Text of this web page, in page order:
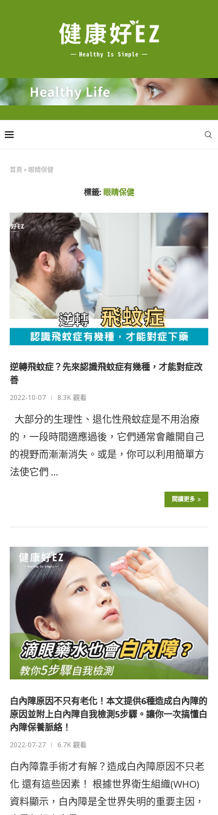
首頁 » 眼睛保健
標籤: 眼睛保健
逆轉飛蚊症？先來認識飛蚊症有幾種，才能對症改
善
2022-10-07 8.3K 觀看
大部分的生理性、退化性飛蚊症是不用治療
的，一段時間適應過後，它們通常會離開自己
的視野而漸漸消失。或是，你可以利用簡單方
法使它們 …
閱讀更多
白內障原因不只有老化！本文提供6種造成白內障的
原因並附上白內障自我檢測5步驟。讓你一次搞懂白
內障保養脈絡！
2022-07-27 6.7K 觀看
白內障靠手術才有解？造成白內障原因不只老
化 還有這些因素！ 根據世界衛生組織(WHO)
資料顯示，白內障是全世界失明的重要主因，